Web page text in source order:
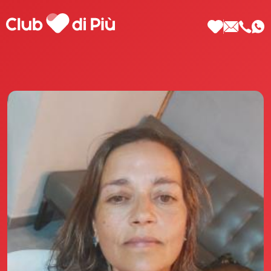
Scopri Club di Più
Le testimonianze Club di Più
La fondatrice Valeria Pilla
Annunci Donne
Agenzia matrimoniale Club di Più
Love Notebook